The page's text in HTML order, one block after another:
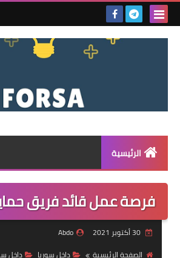
الرئيسية
القائمة
مناقصاتفرصة عمل قائد فريق
30 أكتوبر 2021
Abdo
الصفحة الرئيسية
داخل سوريا
داخل